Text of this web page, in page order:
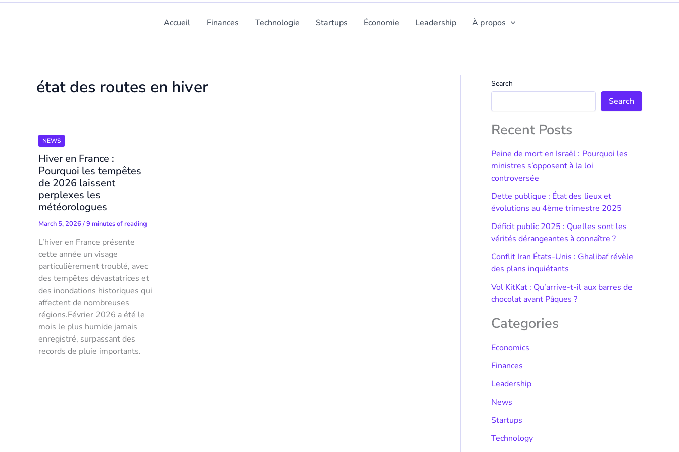
Accueil Finances Technologie Startups Économie Leadership À propos
état des routes en hiver
NEWS
Hiver en France :
Pourquoi les tempêtes
de 2026 laissent
perplexes les
météorologues
March 5, 2026/9 minutes of reading
L’hiver en France présente
cette année un visage
particulièrement troublé, avec
des tempêtes dévastatrices et
des inondations historiques qui
affectent de nombreuses
régions.Février 2026 a été le
mois le plus humide jamais
enregistré, surpassant des
records de pluie importants.
Search
Search
Recent Posts
Peine de mort en Israël : Pourquoi les
ministres s’opposent à la loi
controversée
Dette publique : État des lieux et
évolutions au 4ème trimestre 2025
Déficit public 2025 : Quelles sont les
vérités dérangeantes à connaître ?
Conflit Iran États-Unis : Ghalibaf révèle
des plans inquiétants
Vol KitKat : Qu’arrive-t-il aux barres de
chocolat avant Pâques ?
Categories
Economics
Finances
Leadership
News
Startups
Technology